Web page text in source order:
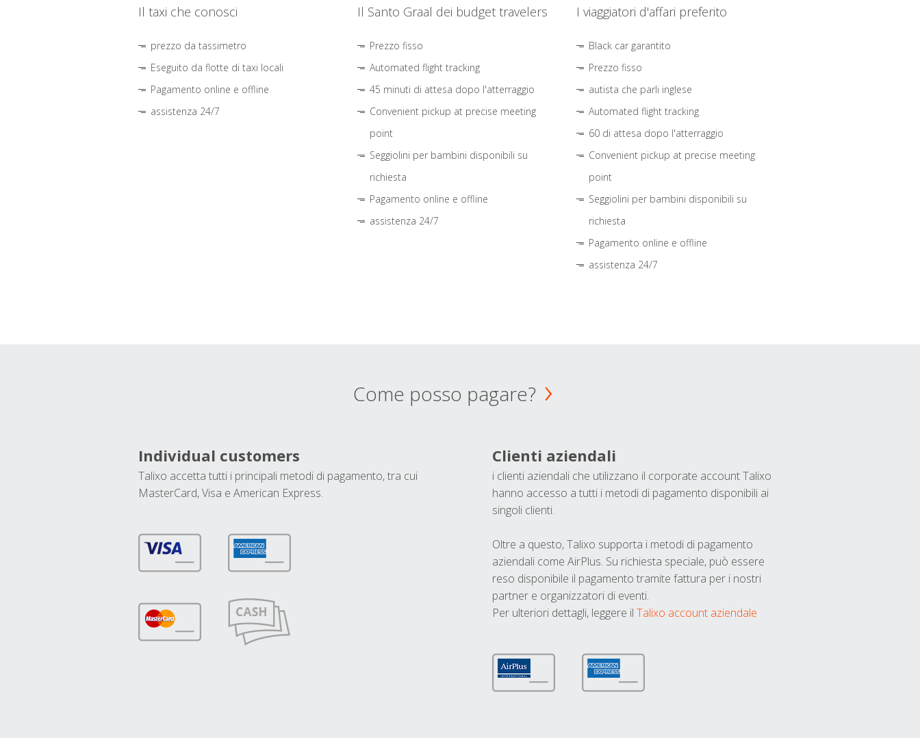
Il taxi che conosci
prezzo da tassimetro
Eseguito da flotte di taxi locali
Pagamento online e offline
assistenza 24/7
Il Santo Graal dei budget travelers
Prezzo fisso
Automated flight tracking
45 minuti di attesa dopo l'atterraggio
Convenient pickup at precise meeting
point
Seggiolini per bambini disponibili su
richiesta
Pagamento online e offline
assistenza 24/7
I viaggiatori d'affari preferito
Black car garantito
Prezzo fisso
autista che parli inglese
Automated flight tracking
60 di attesa dopo l'atterraggio
Convenient pickup at precise meeting
point
Seggiolini per bambini disponibili su
richiesta
Pagamento online e offline
assistenza 24/7
Come posso pagare?
Individual customers
Talixo accetta tutti i principali metodi di pagamento, tra cui
MasterCard, Visa e American Express.
Clienti aziendali
i clienti aziendali che utilizzano il corporate account Talixo
hanno accesso a tutti i metodi di pagamento disponibili ai
singoli clienti.
Oltre a questo, Talixo supporta i metodi di pagamento
aziendali come AirPlus. Su richiesta speciale, può essere
reso disponibile il pagamento tramite fattura per i nostri
partner e organizzatori di eventi.
Per ulteriori dettagli, leggere il Talixo account aziendale